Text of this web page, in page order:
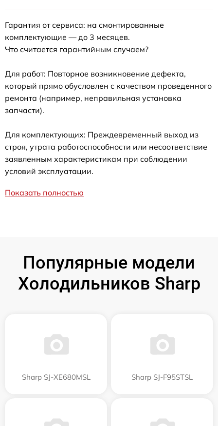
Гарантия от сервиса: на смонтированные
комплектующие — до 3 месяцев.
Что считается гарантийным случаем?
Для работ: Повторное возникновение дефекта,
который прямо обусловлен с качеством проведенного
ремонта (например, неправильная установка
запчасти).
Для комплектующих: Преждевременный выход из
строя, утрата работоспособности или несоответствие
заявленным характеристикам при соблюдении
условий эксплуатации.
Показать полностью
Популярные модели
Холодильников Sharp
Sharp SJ-XE680MSL Sharp SJ-F95STSL